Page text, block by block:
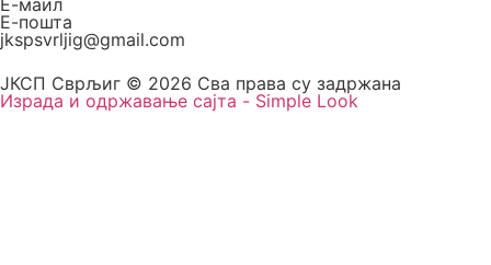
Е-маил
Е-пошта
jkspsvrljig@gmail.com
ЈКСП Сврљиг © 2026 Сва права су задржана
Израда и одржавање сајта - Simple Look